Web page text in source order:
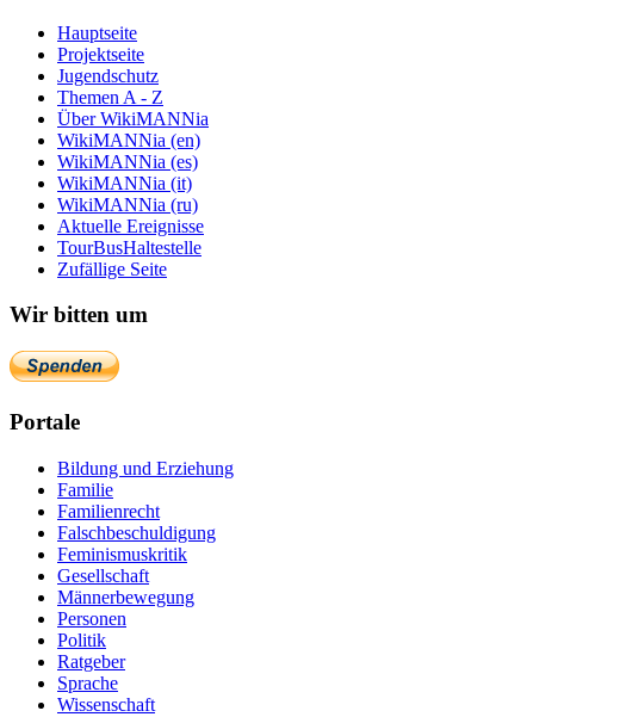
Hauptseite
Projektseite
Jugendschutz
Themen A - Z
Über WikiMANNia
WikiMANNia (en)
WikiMANNia (es)
WikiMANNia (it)
WikiMANNia (ru)
Aktuelle Ereignisse
TourBusHaltestelle
Zufällige Seite
Wir bitten um
Portale
Bildung und Erziehung
Familie
Familienrecht
Falschbeschuldigung
Feminismuskritik
Gesellschaft
Männerbewegung
Personen
Politik
Ratgeber
Sprache
Wissenschaft